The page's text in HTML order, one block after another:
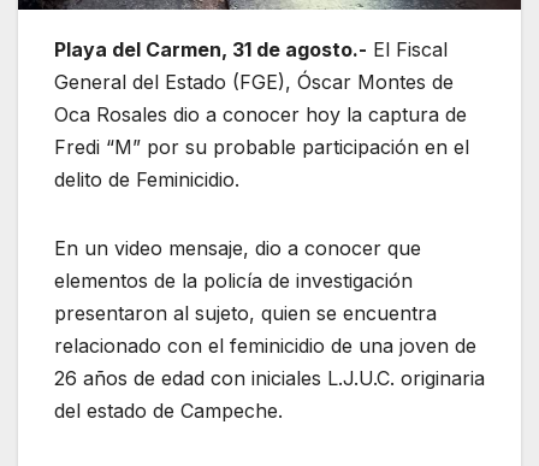
Playa del Carmen, 31 de agosto.- El Fiscal
General del Estado (FGE), Óscar Montes de
Oca Rosales dio a conocer hoy la captura de
Fredi “M” por su probable participación en el
delito de Feminicidio.
En un video mensaje, dio a conocer que
elementos de la policía de investigación
presentaron al sujeto, quien se encuentra
relacionado con el feminicidio de una joven de
26 años de edad con iniciales L.J.U.C. originaria
del estado de Campeche.